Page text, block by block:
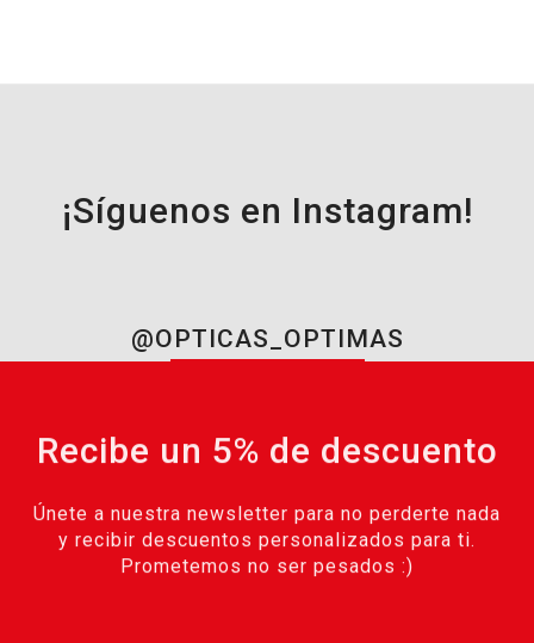
¡Síguenos en Instagram!
@OPTICAS_OPTIMAS
Recibe un 5% de descuento
Únete a nuestra newsletter para no perderte nada
y recibir descuentos personalizados para ti.
Prometemos no ser pesados :)